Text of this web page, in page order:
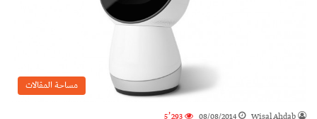
مساحة المقالات